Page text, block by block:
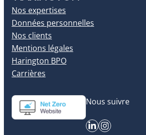
Nos expertises
Données personnelles
Nos clients
Mentions légales
Harington BPO
Carrières
Nous suivre
LinkedIn
Instagram